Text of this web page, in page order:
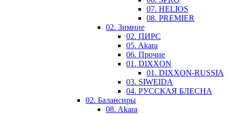
07. HELIOS
08. PREMIER
02. Зимние
02. ПИРС
05. Akara
06. Прочие
01. DIXXON
01. DIXXON-RUSSIA
03. SIWEIDA
04. РУССКАЯ БЛЕСНА
02. Балансиры
08. Akara